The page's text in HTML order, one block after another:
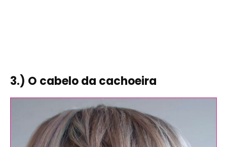
3.) O cabelo da cachoeira